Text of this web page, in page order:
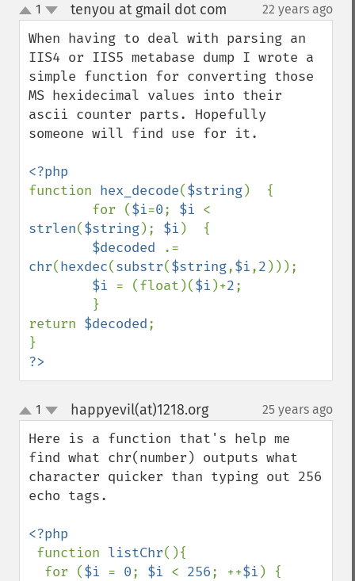
up
down
1 tenyou at gmail dot com 22 years ago
When having to deal with parsing an
IIS4 or IIS5 metabase dump I wrote a
simple function for converting those
MS hexidecimal values into their
ascii counter parts. Hopefully
someone will find use for it.
function hex_decode($string)  {
        for (
$i=0; $i
strlen($string); $i )  {
$decoded
chr(hexdec(substr($string,$i,2 )));
$i = (float)($i )+2;
return $decoded;
?>
up
down
1 happyevil(at)1218.org¶ 25 years ago
Here is a function that's help me
find what chr(number) outputs what
character quicker than typing out 256
echo tags.
<?php
function listChr(){
  for (
$i = 0; $i < 256; ++$i ) {